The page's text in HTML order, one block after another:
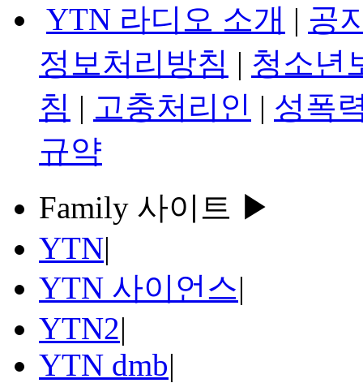
YTN 라디오 소개 | 공
정보처리방침 | 청소년
침 | 고충처리인 | 성폭
규약
Family 사이트 ▶
YTN|
YTN 사이언스|
YTN2|
YTN dmb|